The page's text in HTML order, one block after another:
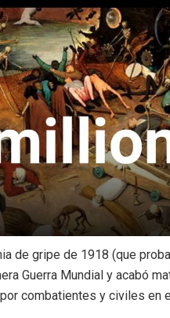
de gripe de 1918 (que
Guerra Mundial y acabó
combatientes y civiles en